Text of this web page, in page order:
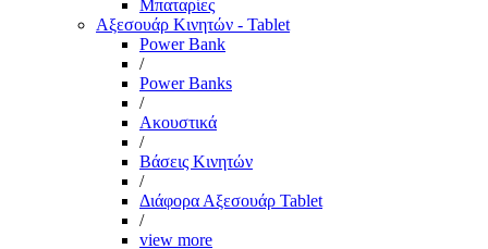
Μπαταρίες
Αξεσουάρ Κινητών - Tablet
Power Bank
/
Power Banks
/
Ακουστικά
/
Βάσεις Κινητών
/
Διάφορα Αξεσουάρ Tablet
/
view more